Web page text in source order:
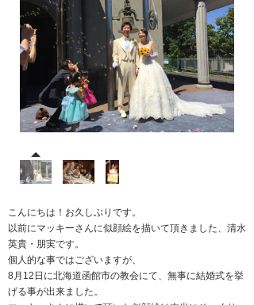
こんにちは！お久しぶりです。
以前にマッキーさんに似顔絵を描いて頂きました、清水
英貴・朋実です。
個人的な事ではございますが、
8月12日に北海道函館市の教会にて、無事に結婚式を挙
げる事が出来ました。